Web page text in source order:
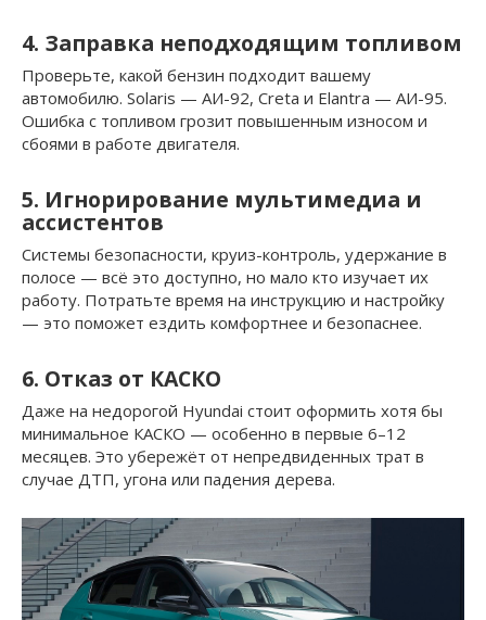
4. Заправка неподходящим топливом
Проверьте, какой бензин подходит вашему
автомобилю. Solaris — АИ-92, Creta и Elantra — АИ-95.
Ошибка с топливом грозит повышенным износом и
сбоями в работе двигателя.
5. Игнорирование мультимедиа и
ассистентов
Системы безопасности, круиз-контроль, удержание в
полосе — всё это доступно, но мало кто изучает их
работу. Потратьте время на инструкцию и настройку
— это поможет ездить комфортнее и безопаснее.
6. Отказ от КАСКО
Даже на недорогой Hyundai стоит оформить хотя бы
минимальное КАСКО — особенно в первые 6–12
месяцев. Это убережёт от непредвиденных трат в
случае ДТП, угона или падения дерева.